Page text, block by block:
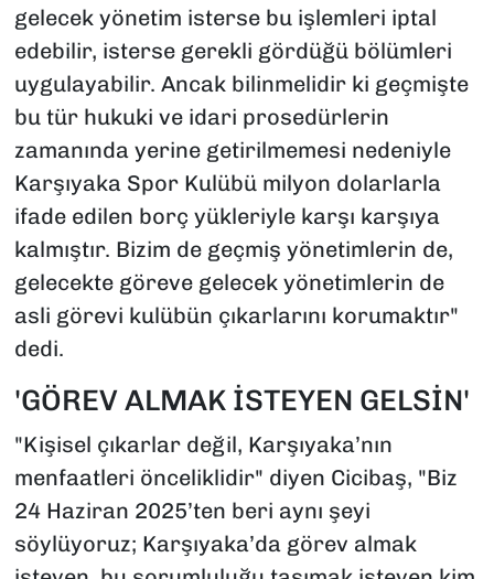
gelecek yönetim isterse bu işlemleri iptal
edebilir, isterse gerekli gördüğü bölümleri
uygulayabilir. Ancak bilinmelidir ki geçmişte
bu tür hukuki ve idari prosedürlerin
zamanında yerine getirilmemesi nedeniyle
Karşıyaka Spor Kulübü milyon dolarlarla
ifade edilen borç yükleriyle karşı karşıya
kalmıştır. Bizim de geçmiş yönetimlerin de,
gelecekte göreve gelecek yönetimlerin de
asli görevi kulübün çıkarlarını korumaktır"
dedi.
'GÖREV ALMAK İSTEYEN GELSİN'
"Kişisel çıkarlar değil, Karşıyaka’nın
menfaatleri önceliklidir" diyen Cicibaş, "Biz
24 Haziran 2025’ten beri aynı şeyi
söylüyoruz; Karşıyaka’da görev almak